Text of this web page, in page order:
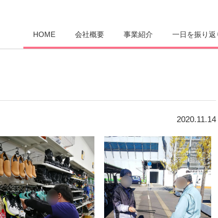
HOME 会社概要 事業紹介 一日を振り返
2020.11.14